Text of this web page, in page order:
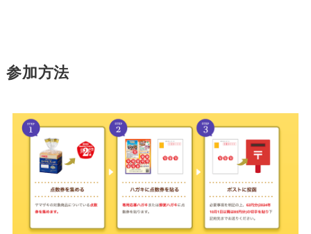
参加方法